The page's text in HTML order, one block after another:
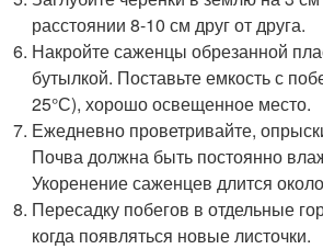
расстоянии 8-10 см друг от друга.
Накройте саженцы обрезанной
бутылкой. Поставьте емкость с
25°С), хорошо освещенное место.
Ежедневно проветривайте,
Почва должна быть постоянно
Укоренение саженцев длится
Пересадку побегов в отдельные
когда появляться новые листочки.